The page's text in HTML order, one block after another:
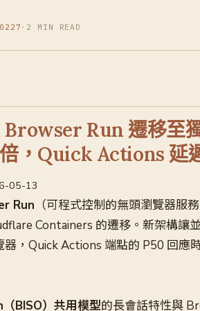
· 2 MIN READ
Run 遷移至
，Quick Actions 延
05-13
Run （可程式控制的無頭瀏覽器
Containers 的遷移。新架構讓
，Quick Actions 端點的 P50 回應
BISO）共用模型的長會話特性與